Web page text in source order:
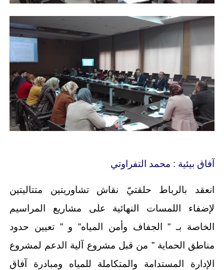
آفاق بيئية : محمد التفراوتي
انعقد بالرباط حلقتيّ نقاش تشاوريتين متتاليتين
لإضفاء اللمسات النهائية على مشاريع المراسيم
الخاصة بـ ” الجفاف وأمن المياه” و ” تعيين حدود
مناطق الحماية ” من قبل مشروع آلية الدعم لمشروع
الإدارة المستدامة والمتكاملة للمياه ومبادرة آفاق